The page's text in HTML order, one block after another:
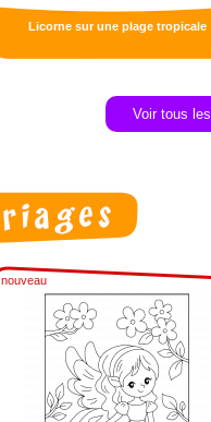
Licorne sur une plage tropicale
Voir tous
nouveau